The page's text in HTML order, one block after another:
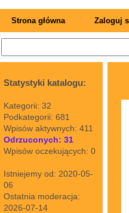
Strona główna Zaloguj
Statystyki katalogu:
Kategorii: 32
Podkategorii: 681
Wpisów aktywnych: 411
Odrzuconych: 31
Wpisów oczekujących: 0
Istniejemy od: 2020-05-
06
Ostatnia moderacja:
2026-07-14